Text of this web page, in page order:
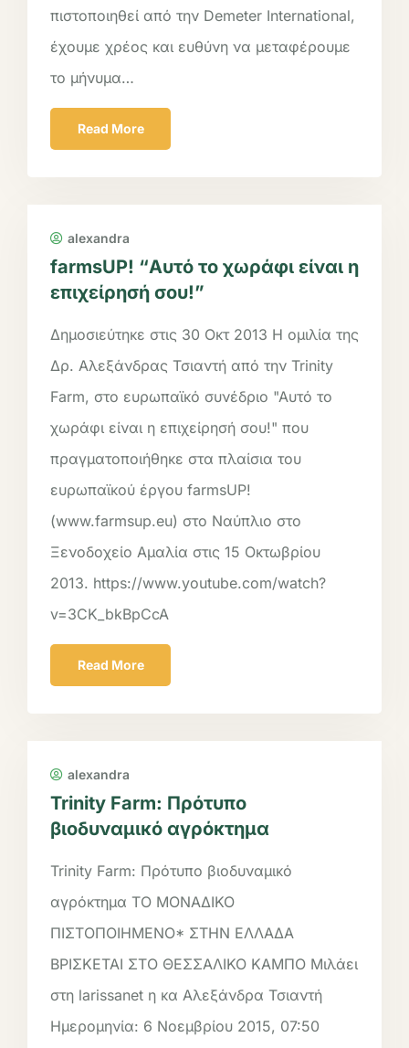
πιστοποιηθεί από την Demeter International,
έχουμε χρέος και ευθύνη να μεταφέρουμε
το μήνυμα…
Read More
alexandra
farmsUP! “Αυτό το χωράφι είναι η
επιχείρησή σου!”
Δημοσιεύτηκε στις 30 Οκτ 2013 Η ομιλία της
Δρ. Αλεξάνδρας Τσιαντή από την Trinity
Farm, στο ευρωπαϊκό συνέδριο "Αυτό το
χωράφι είναι η επιχείρησή σου!" που
πραγματοποιήθηκε στα πλαίσια του
ευρωπαϊκού έργου farmsUP!
(www.farmsup.eu) στο Ναύπλιο στο
Ξενοδοχείο Αμαλία στις 15 Οκτωβρίου
2013. https://www.youtube.com/watch?
v=3CK_bkBpCcA
Read More
alexandra
Trinity Farm: Πρότυπο
βιοδυναμικό αγρόκτημα
Trinity Farm: Πρότυπο βιοδυναμικό
αγρόκτημα ΤΟ ΜΟΝΑΔΙΚΟ
ΠΙΣΤΟΠΟΙΗΜΕΝΟ* ΣΤΗΝ ΕΛΛΑΔΑ
ΒΡΙΣΚΕΤΑΙ ΣΤΟ ΘΕΣΣΑΛΙΚΟ ΚΑΜΠΟ Μιλάει
στη larissanet η κα Αλεξάνδρα Τσιαντή
Ημερομηνία: 6 Νοεμβρίου 2015, 07:50